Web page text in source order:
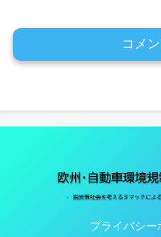
コメ
プライバシー